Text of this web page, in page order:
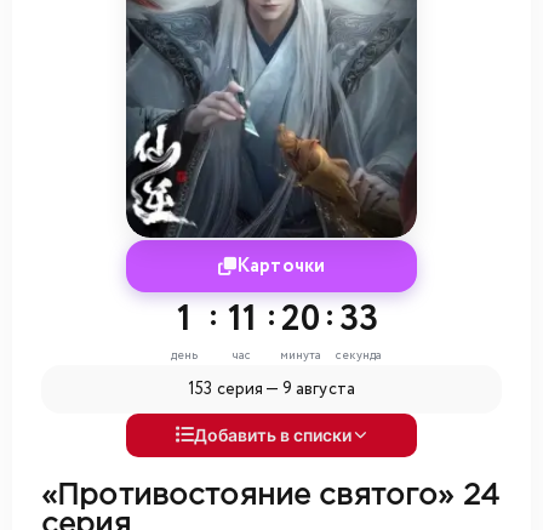
Карточки
1
день
: 11
час
:20
минута
:31
секунда
153 серия — 9 августа
Добавить в списки
«Противостояние святого» 24